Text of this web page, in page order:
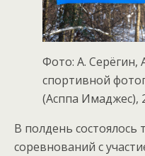
Фото: А. Серёгин,
спортивной
(Асппа Имаджес),
В полдень
соревнований с